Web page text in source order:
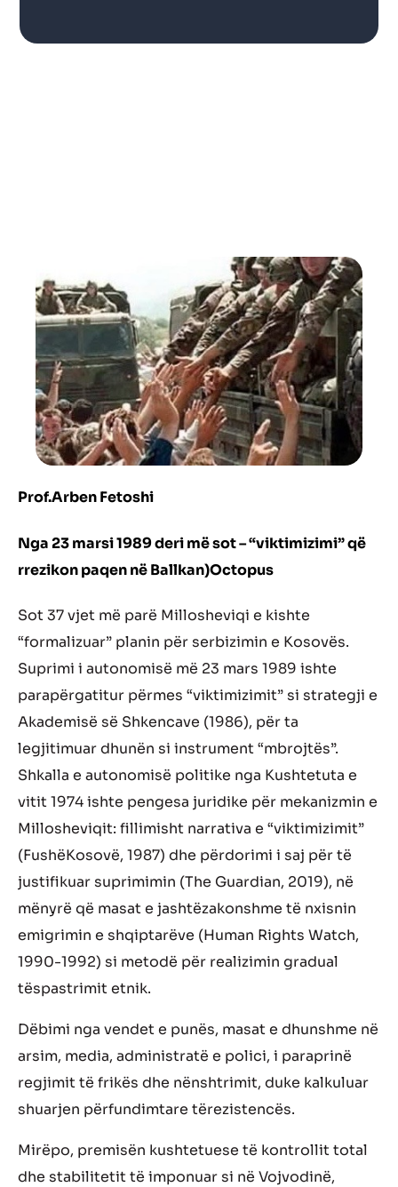
Prof.Arben Fetoshi
Nga23 marsi 1989derimësot – “viktimizimi” që
rrezikonpaqen nëBallkan)Octopus
Sot 37 vjet më parë Millosheviqi e kishte
“formalizuar” planin për serbizimin e Kosovës.
Suprimi i autonomisë më 23 mars 1989 ishte
parapërgatitur përmes “viktimizimit” si strategji e
Akademisë së Shkencave (1986), për ta
legjitimuar dhunën si instrument “mbrojtës”.
Shkalla e autonomisë politike nga Kushtetuta e
vitit 1974 ishte pengesa juridike për mekanizmin e
Millosheviqit: fillimisht narrativa e “viktimizimit”
(FushëKosovë, 1987) dhe përdorimi i saj për të
justifikuarsuprimimin (The Guardian, 2019), në
mënyrë që masat e jashtëzakonshme të nxisnin
emigrimin e shqiptarëve (Human Rights Watch,
1990-1992) si metodë për realizimin gradual
tëspastrimitetnik.
Dëbimi nga vendet e punës, masat e dhunshme në
arsim, media, administratë e polici, i paraprinë
regjimit të frikës dhe nënshtrimit, duke kalkuluar
shuarjen përfundimtare tërezistencës.
Mirëpo, premisën kushtetuese të kontrollittotal
dhe stabilitetit të imponuar si në Vojvodinë,